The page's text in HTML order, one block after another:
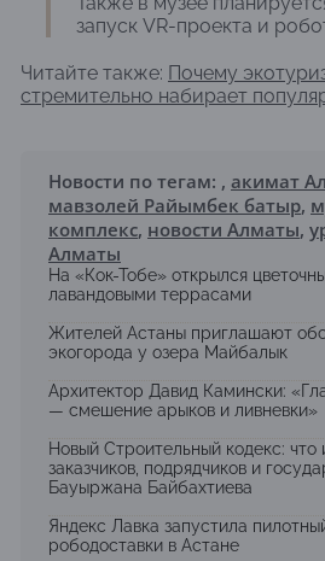
запуск VR-проекта и
Читайте также: Почему
стремительно набирает
Новости по тегам: , акимат
мавзолей Райымбек батыр,
комплекс, новости Алматы,
Алматы
На «Кок-Тобе» открылся
лавандовыми террасами
Жителей Астаны приглашают
экогорода у озера Майбалык
Архитектор Давид Камински:
— смешение арыков и ливневки»
Новый Строительный кодекс: что
заказчиков, подрядчиков и
Бауыржана Байбахтиева
Яндекс Лавка запустила
рободоставки в Астане